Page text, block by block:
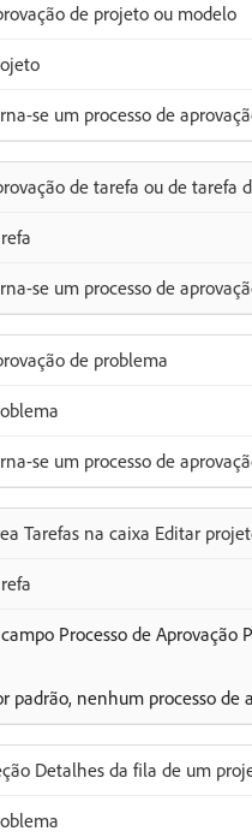
de projeto ou modelo
se um processo de
de tarefa ou de tarefa
se um processo de
de problema
se um processo de
Tarefas na caixa Editar
Processo de Aprovação
padrão, nenhum processo de
Detalhes da fila de um